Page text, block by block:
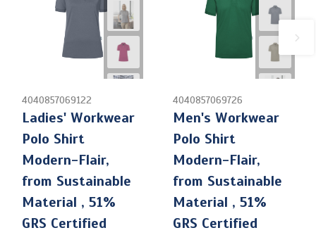
4040857069122
Ladies' Workwear
Polo Shirt
Modern-Flair,
from Sustainable
Material , 51%
GRS Certified
4040857069726
Men's Workwear
Polo Shirt
Modern-Flair,
from Sustainable
Material , 51%
GRS Certified